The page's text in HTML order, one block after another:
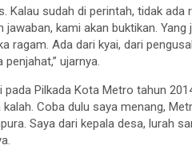
Kalau sudah di perintah, tidak ada
kami akan buktikan. Yang
ragam. Ada dari kyai, dari
ujarnya.
Pilkada Kota Metro tahun
Coba dulu saya menang,
Saya dari kepala desa, lurah